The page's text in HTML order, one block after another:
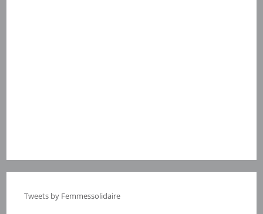
Tweets by Femmessolidaire